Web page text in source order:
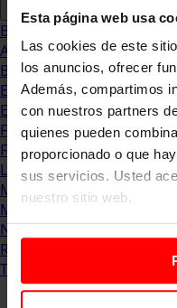
Esta página web usa
Las cookies de este
los anuncios, ofrecer
Además, compartimos
con nuestros partners
quienes pueden
proporcionado o que
sus servicios. Usted
nuestro sitio web.
Blog
Abogacia
Business
Empleo &
Empresas
Finanzas
Formación & Estudios
Luxury
Management
Marketing & Comunicación
Negocios
Recursos Humanos
Tecnología